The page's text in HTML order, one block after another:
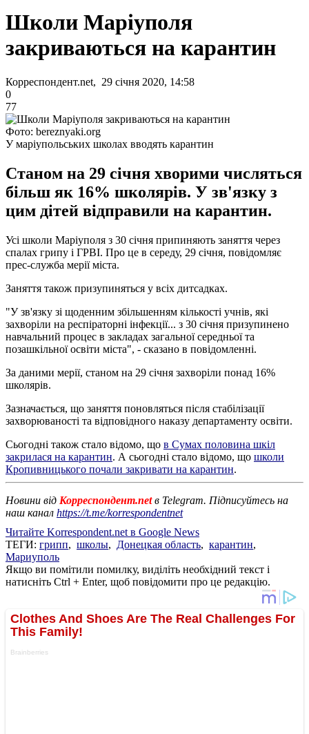
Школи Маріуполя
закриваються на карантин
Корреспондент.net, 29 січня 2020, 14:58
0
77
Фото: bereznyaki.org
У маріупольських школах вводять карантин
Станом на 29 січня хворими числяться
більш як 16% школярів. У зв'язку з
цим дітей відправили на карантин.
Усі школи Маріуполя з 30 січня припиняють заняття через
спалах грипу і ГРВІ. Про це в середу, 29 січня, повідомляє
прес-служба мерії міста.
Заняття також призупиняться у всіх дитсадках.
"У зв'язку зі щоденним збільшенням кількості учнів, які
захворіли на респіраторні інфекції... з 30 січня призупинено
навчальний процес в закладах загальної середньої та
позашкільної освіти міста", - сказано в повідомленні.
За даними мерії, станом на 29 січня захворіли понад 16%
школярів.
Зазначається, що заняття поновляться після стабілізації
захворюваності та відповідного наказу департаменту освіти.
Сьогодні також стало відомо, що в Сумах половина шкіл
закрилася на карантин. А сьогодні стало відомо, що школи
Кропивницького почали закривати на карантин.
Новини від Корреспондент.netв Telegram. Підписуйтесь на
наш канал https://t.me/korrespondentnet
Читайте Korrespondent.net в Google News
ТЕГИ: грипп, школы, Донецкая область, карантин,
Мариуполь
Якщо ви помітили помилку, виділіть необхідний текст і
натисніть Ctrl + Enter, щоб повідомити про це редакцію.